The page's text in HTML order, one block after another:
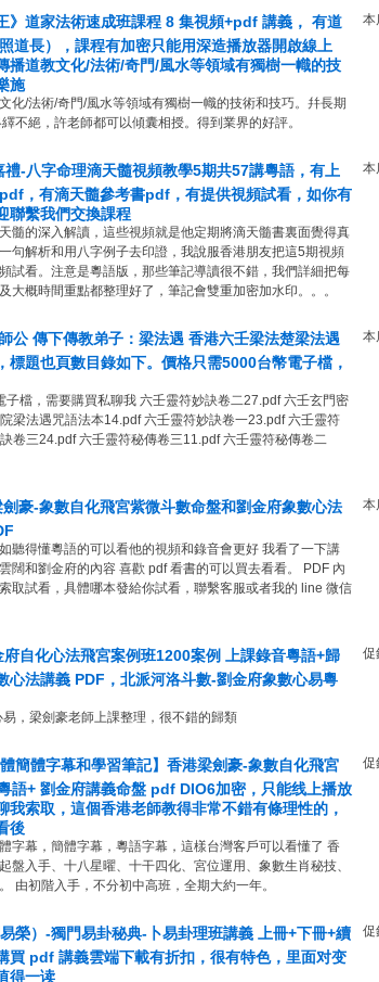
》道家法術速成班課程 8 集視頻+pdf 講義， 有道
道長），課程有加密只能用深造播放器開啟線上
播道教文化/法術/奇門/風水等領域有獨樹一幟的技
施
化/法術/奇門/風水等領域有獨樹一幟的技術和技巧。幷長期
不絕，許老師都可以傾囊相授。得到業界的好評。
本
-八字命理滴天髓視頻教學5期共57講粵語，有上
，有滴天髓參考書pdf，有提供視頻試看，如你有
聯繫我們交換課程
髓的深入解讀，這些視頻就是他定期將滴天髓書裏面覺得真
句解析和用八字例子去印證，我說服香港朋友把這5期視頻
試看。注意是粵語版，那些筆記導讀很不錯，我們詳細把每
大概時間重點都整理好了，筆記會雙重加密加水印。。。
本
公 傳下傳教弟子：梁法遇 香港六壬梁法楚梁法遇
標題也頁數目錄如下。價格只需5000台幣電子檔，
檔，需要購買私聊我 六壬靈符妙訣卷二27.pdf 六壬玄門密
梁法遇咒語法本14.pdf 六壬靈符妙訣卷一23.pdf 六壬靈符
卷三24.pdf 六壬靈符秘傳卷三11.pdf 六壬靈符秘傳卷二
本
豪-象數自化飛宮紫微斗數命盤和劉金府象數心法
聽得懂粵語的可以看他的視頻和錄音會更好 我看了一下講
闊和劉金府的內容 喜歡 pdf 看書的可以買去看看。 PDF 內
取試看，具體哪本發給你試看，聯繫客服或者我的 line 微信
本
自化心法飛宮案例班1200案例 上課錄音粵語+歸
心法講義 PDF，北派河洛斗數-劉金府象數心易粵
，梁劍豪老師上課整理，很不錯的歸類
促
簡體字幕和學習筆記】香港梁劍豪-象數自化飛宮
語+ 劉金府講義命盤 pdf DIO6加密，只能线上播放
我索取，這個香港老師教得非常不錯有條理性的，
後
字幕，簡體字幕，粵語字幕，這樣台灣客戶可以看懂了 香
盤入手、十八星曜、十干四化、宮位運用、象數生肖秘技、
由初階入手，不分初中高班，全期大約一年。
促
榮）-獨門易卦秘典-卜易卦理班講義 上冊+下冊+續
買 pdf 講義雲端下載有折扣，很有特色，里面对变
得一读
促